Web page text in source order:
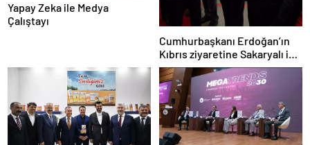
Yapay Zeka ile Medya
Çalıştayı
Cumhurbaşkanı Erdoğan’ın
Kıbrıs ziyaretine Sakaryalı iş
insanı da eşlik etti